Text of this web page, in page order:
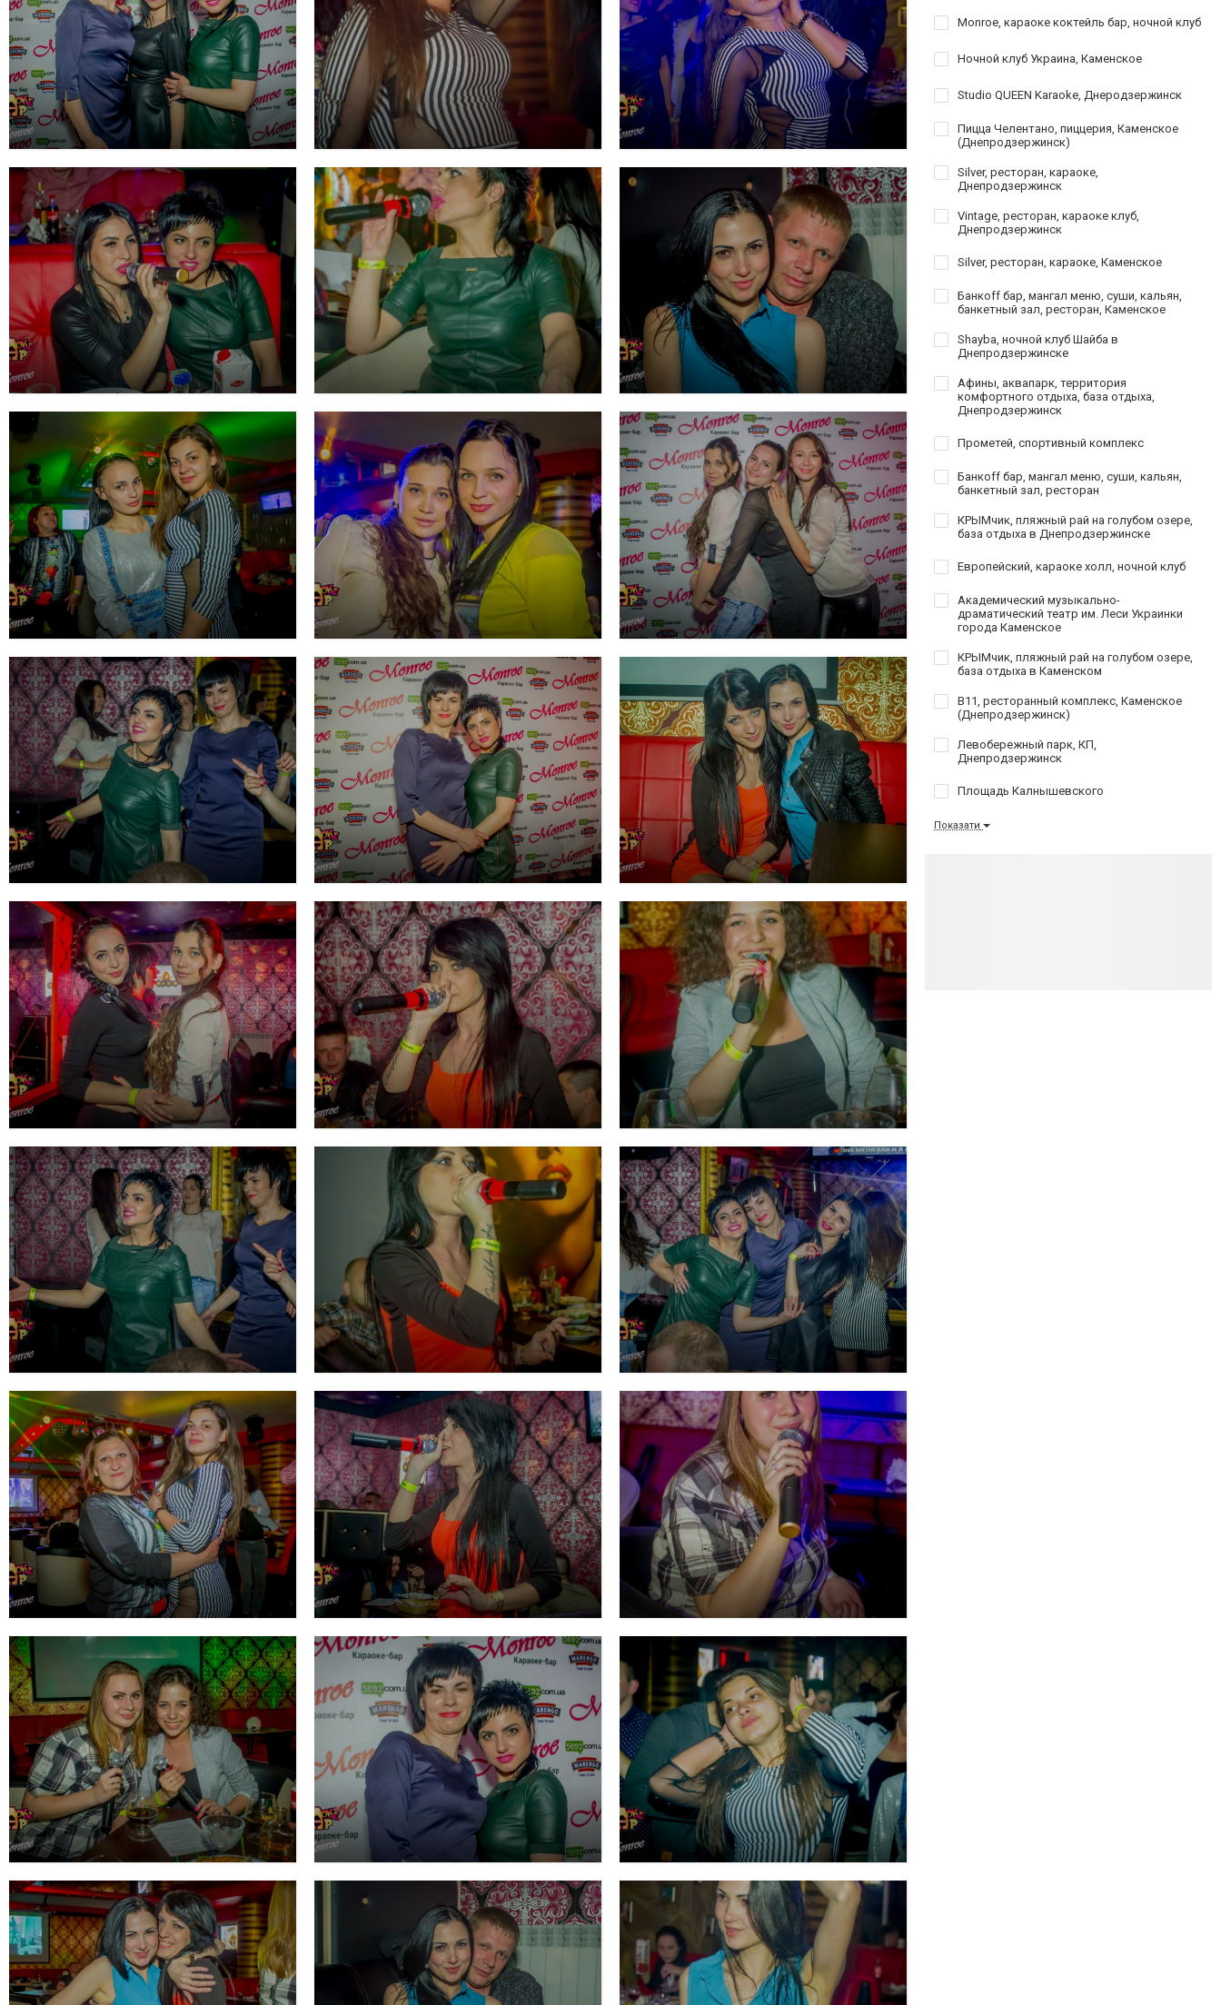
Monroe, караоке коктейль бар, ночной клуб
Ночной клуб Украина, Каменское
Studio QUEEN Karaoke, Днеродзержинск
Пицца Челентано, пиццерия, Каменское
(Днепродзержинск)
Silver, ресторан, караоке,
Днепродзержинск
Vintage, ресторан, караоке клуб,
Днепродзержинск
Silver, ресторан, караоке, Каменское
Банкoff бар, мангал меню, суши, кальян,
банкетный зал, ресторан, Каменское
Shayba, ночной клуб Шайба в
Днепродзержинске
Афины, аквапарк, территория
комфортного отдыха, база отдыха,
Днепродзержинск
Прометей, спортивный комплекс
Банкoff бар, мангал меню, суши, кальян,
банкетный зал, ресторан
КРЫМчик, пляжный рай на голубом озере,
база отдыха в Днепродзержинске
Европейский, караоке холл, ночной клуб
Академический музыкально-
драматический театр им. Леси Украинки
города Каменское
КРЫМчик, пляжный рай на голубом озере,
база отдыха в Каменском
B11, ресторанный комплекс, Каменское
(Днепродзержинск)
Левобережный парк, КП,
Днепродзержинск
Площадь Калнышевского
Показати